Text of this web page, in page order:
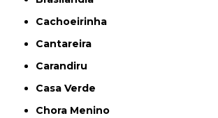
Cachoeirinha
Cantareira
Carandiru
Casa Verde
Chora Menino